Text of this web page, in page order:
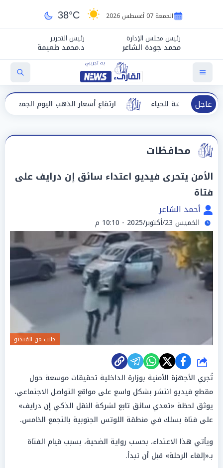
الجمعة 07 أغسطس 2026 38°C
رئيس مجلس الإدارة
محمد جودة الشاعر
رئيس التحرير
د.محمد طعيمة
عاجل ارتفاع أسعار الذهب اليوم الجمعة في مصر للحياء
محافظات
الأمن يتحرى فيديو اعتداء سائق إن درايف على
فتاة
أحمد الشاعر
الخميس 23/أكتوبر/2025 - 10:10 م
جانب من الفيديو
شارك
تُجري الأجهزة الأمنية بوزارة الداخلية تحقيقات موسعة حول
مقطع فيديو انتشر بشكل واسع على مواقع التواصل الاجتماعي،
يوثق لحظة «تعدي سائق تابع لشركة النقل الذكي إن درايف»
على فتاة بسلك في منطقة اللوتس الجنوبية بالتجمع الخامس.
ويأتي هذا الاعتداء، بحسب رواية الضحية، بسبب قيام الفتاة
بـ«إلغاء الرحلة» قبل أن تبدأ.